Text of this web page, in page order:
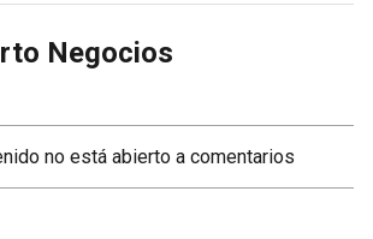
Negocios
no está abierto a comentarios